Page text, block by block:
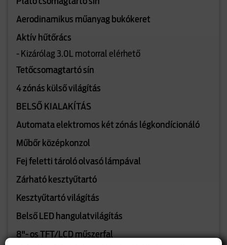
Aerodinamikus műanyag bukókeret
Aktív hűtőrács
- Kizárólag 3.0L motorral elérhető
Tetőcsomagtartó sín
4 zónás külső világítás
BELSŐ KIALAKÍTÁS
Automata elektromos két zónás légkondícionáló
Műbőr középkonzol
Fej feletti tároló olvasó lámpával
Zárható kesztyűtartó
Kesztyűtartó világítás
Belső LED hangulatvilágítás
8"- os TFT/LCD műszerfal